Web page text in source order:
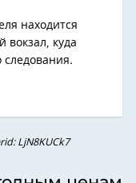
находится
вокзал, куда
следования.
LjN8KUCk7